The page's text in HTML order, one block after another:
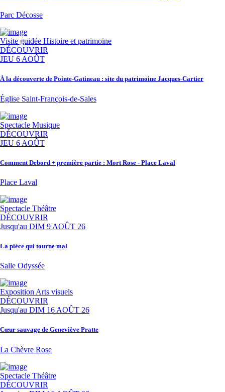
Parc Décosse
Visite guidée Histoire et patrimoine
DÉCOUVRIR
JEU 6 AOÛT
À la découverte de Pointe-Gatineau : site du patrimoine Jacques-Cartier
Église Saint-François-de-Sales
Spectacle Musique
DÉCOUVRIR
JEU 6 AOÛT
Comment Debord + première partie : Mort Rose - Place Laval
Place Laval
Spectacle Théâtre
DÉCOUVRIR
Jusqu'au DIM 9 AOÛT 26
La pièce qui tourne mal
Salle Odyssée
Exposition Arts visuels
DÉCOUVRIR
Jusqu'au DIM 16 AOÛT 26
Cœur sauvage de Geneviève Pratte
La Chèvre Rose
Spectacle Théâtre
DÉCOUVRIR